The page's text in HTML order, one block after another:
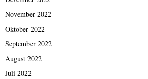
November 2022
Oktober 2022
September 2022
August 2022
Juli 2022